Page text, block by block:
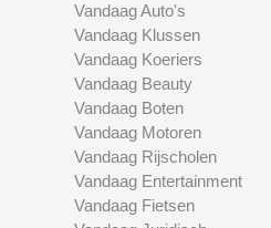
Vandaag Auto's
Vandaag Klussen
Vandaag Koeriers
Vandaag Beauty
Vandaag Boten
Vandaag Motoren
Vandaag Rijscholen
Vandaag Entertainment
Vandaag Fietsen